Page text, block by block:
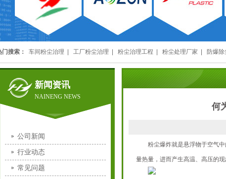
门搜索： 车间粉尘治理 工厂粉尘治理 粉尘治理工程 粉尘处理厂家 防爆除
新闻资讯
NAINENG NEWS
公司新闻
行业动态
常见问题
何
粉尘爆炸就是悬浮物于空气
量热量，进而产生高温、高压的